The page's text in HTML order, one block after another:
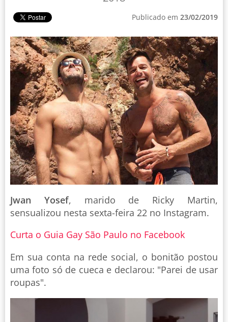
Publicado em 23/02/2019
Jwan Yosef, marido de Ricky Martin,
sensualizou nesta sexta-feira 22 no Instagram.
Curta o Guia Gay São Paulo no Facebook
Em sua conta na rede social, o bonitão postou
uma foto só de cueca e declarou: "Parei de usar
roupas".